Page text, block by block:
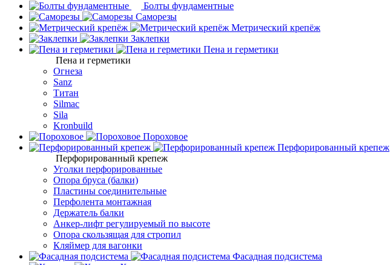
Болты фундаментные
Саморезы
Метрический крепёж
Заклепки
Пена и герметики
Пена и герметики
Огнеза
Sanz
Титан
Silmac
Sila
Kronbuild
Пороховое
Перфорированный крепеж
Перфорированный крепеж
Уголки перфорированные
Опора бруса (балки)
Пластины соединительные
Перфолента монтажная
Держатель балки
Анкер-лифт регулируемый по высоте
Опора скользящая для стропил
Кляймер для вагонки
Фасадная подсистема